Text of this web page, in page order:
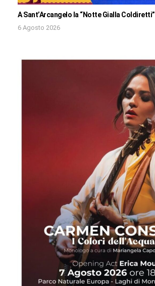
A Sant’Arcangelo la “Notte Gialla Coldiretti”
6 Agosto 2026